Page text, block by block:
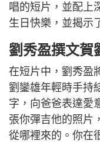
唱的短片，並配上
生日快樂，並揭示
劉秀盈撰文賀
在短片中，劉秀盈
劉鑾雄年輕時手持
字，向爸爸表達愛
張你彈吉他的照片
從哪裡來的。你在